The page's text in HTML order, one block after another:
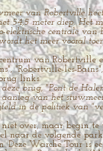
van Robertville
54,5 meter diep. Het
elektrische centrale van
het meer vooral
van Robertville
"Robertville-les-
links.
brug, "Pont de
van het
in de politiek van
over, maar begin te
naar de volgende
Deze Warche Tour